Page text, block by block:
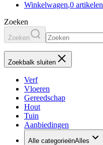
Winkelwagen,0 artikelen
Zoeken
Zoeken
Zoekbalk sluiten
Verf
Vloeren
Gereedschap
Hout
Tuin
Aanbiedingen
Alle categorieënAlles